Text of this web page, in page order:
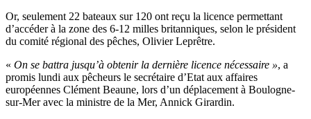
Or, seulement 22 bateaux sur 120 ont reçu la licence permettant
d’accéder à la zone des 6-12 milles britanniques, selon le président
du comité régional des pêches, Olivier Leprêtre.
« On se battra jusqu’à obtenir la dernière licence nécessaire », a
promis lundi aux pêcheurs le secrétaire d’Etat aux affaires
européennes Clément Beaune, lors d’un déplacement à Boulogne-
sur-Mer avec la ministre de la Mer, Annick Girardin.